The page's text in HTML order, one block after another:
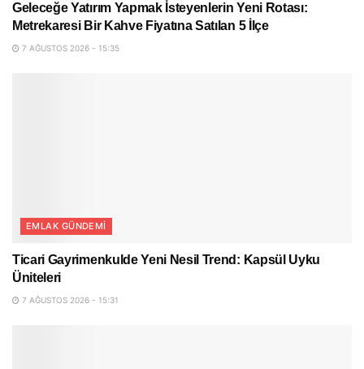
Geleceğe Yatırım Yapmak İsteyenlerin Yeni Rotası:
Metrekaresi Bir Kahve Fiyatına Satılan 5 İlçe
7 AĞUSTOS 2026 - 15:35
EMLAK GÜNDEMI
Ticari Gayrimenkulde Yeni Nesil Trend: Kapsül Uyku
Üniteleri
7 AĞUSTOS 2026 - 15:31